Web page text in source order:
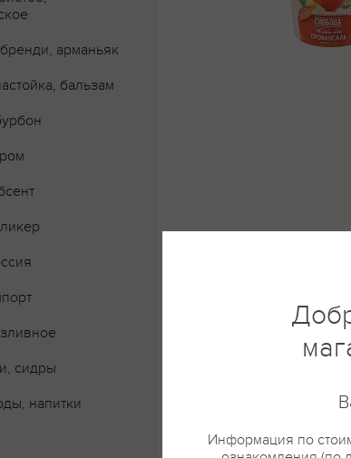
арманьяк
бальзам
сидры
напитки
Информация по